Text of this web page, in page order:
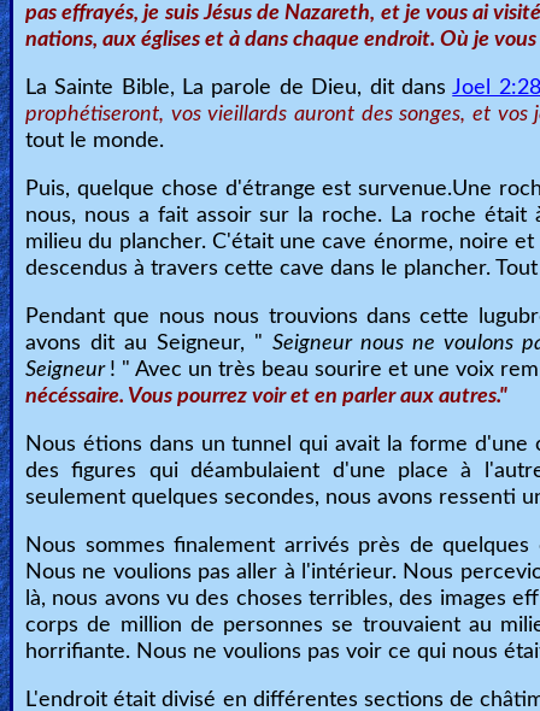
for
New
Believers
Heaven
Hell
Prayer
Bible/Study
Jesus
Warfare
pas effrayés, je suis Jésus de Nazareth, et je vous ai
nations, aux églises et à dans chaque endroit. Où je
La Sainte Bible, La parole de Dieu, dit dansJoel
prophétiseront, vos vieillards auront des songes, et vos
tout le monde.
Puis, quelque chose d'étrange est survenue.Une
nous, nous a fait assoir sur la roche. La roche
milieu du plancher. C'était une cave énorme, noire
descendus à travers cette cave dans le plancher.
Pendant que nous nous trouvions dans cette
avons dit au Seigneur, " Seigneur nous ne voulons
Seigneur ! " Avec un très beau sourire et une voix
nécéssaire. Vous pourrez voir et en parler aux autres."
Nous étions dans un tunnel qui avait la forme
des figures qui déambulaient d'une place à
seulement quelques secondes, nous avons ressenti
Nous sommes finalement arrivés près de
Nous ne voulions pas aller à l'intérieur. Nous
là, nous avons vu des choses terribles, des images
corps de million de personnes se trouvaient au
horrifiante. Nous ne voulions pas voir ce qui nous
L'endroit était divisé en différentes sections de